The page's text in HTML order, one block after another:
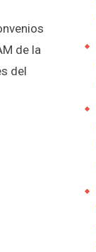
de la
del